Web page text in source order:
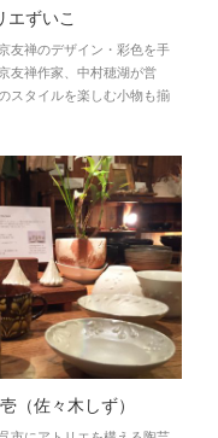
エずいこ
友禅のデザイン・彩色を手
友禅作家、中村穂湖が営
スタイルを楽しむ小物も揃
（佐々木しず）